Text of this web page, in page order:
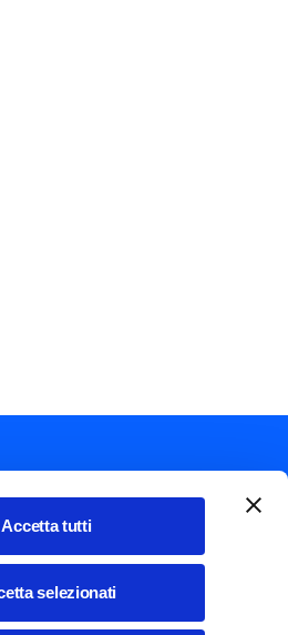
Accetta tutti
selezionati